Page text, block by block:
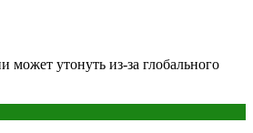
может утонуть из-за глобального